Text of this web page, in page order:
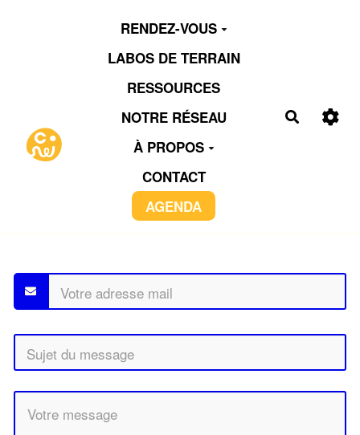
Aller au contenu principal
RENDEZ-VOUS
LABOS DE TERRAIN
RESSOURCES
NOTRE RÉSEAU
À PROPOS
CONTACT
AGENDA